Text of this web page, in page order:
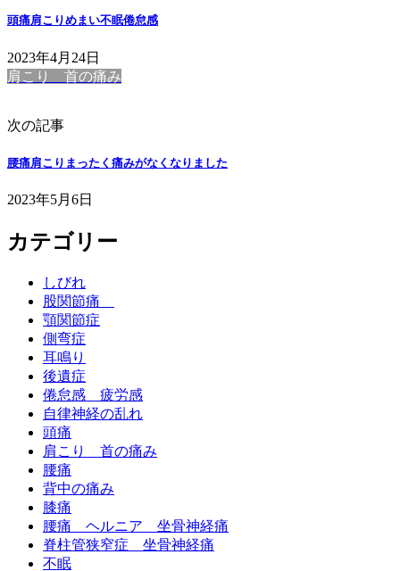
頭痛肩こりめまい不眠倦怠感
2023年4月24日
肩こり 首の痛み
次の記事
腰痛肩こりまったく痛みがなくなりました
2023年5月6日
カテゴリー
しびれ
股関節痛
顎関節症
側弯症
耳鳴り
後遺症
倦怠感 疲労感
自律神経の乱れ
頭痛
肩こり 首の痛み
腰痛
背中の痛み
膝痛
腰痛 ヘルニア 坐骨神経痛
脊柱管狭窄症 坐骨神経痛
不眠